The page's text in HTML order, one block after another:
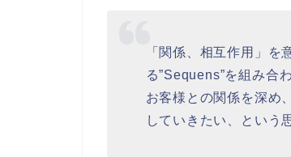
「関係、相互作用」を
る”Sequens”を組み合
お客様との関係を深め
していきたい、という